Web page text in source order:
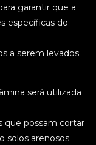
garantir que a
específicas do
a serem levados
será utilizada
que possam cortar
solos arenosos